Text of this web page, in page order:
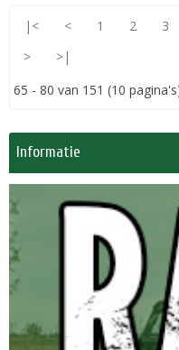
|< < 1 2 3
>
>|
65 - 80 van 151 (10
Informatie